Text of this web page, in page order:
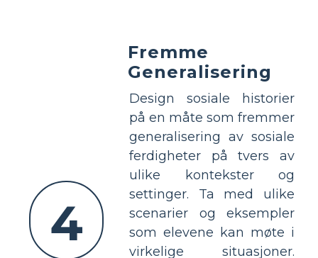
4
Fremme
Generalisering
Design sosiale historier
på en måte som fremmer
generalisering av sosiale
ferdigheter på tvers av
ulike kontekster og
settinger. Ta med ulike
scenarier og eksempler
som elevene kan møte i
virkelige situasjoner.